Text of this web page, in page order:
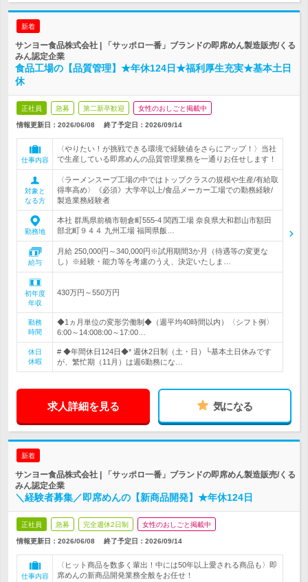
新着
サンヨー食品株式会社 | 「サッポロ一番」ブランドの即席めん製造販売/くる
みん認定企業
食品工場の【品質管理】★年休124日★福利厚生充実★基本土日
休
正社員 急募 第二新卒歓迎 女性のおしごと掲載中
情報更新日：2026/06/08 終了予定日： 2026/09/14
仕事内容
〈やりたい！が挑戦できる環境で経験値をさらにアップ！〉当社
で生産している即席めんの品質管理業務を一通りお任せします！
対象と
なる方
〈ラーメンスープ工場の中ではトップクラスの規模や生産/有給取
得率高め〉《必須》大学卒以上/食品メーカー工場での勤務経験/
製造業務経験者
勤務地
本社 群馬県前橋市朝倉町555-4 関西工場 奈良県大和郡山市額田
部北町９４４ 九州工場 福岡県飯…
給与
月給 250,000円～340,000円※試用期間3か月（待遇等の変更な
し）※経験・能力等を考慮のうえ、決定いたしま…
初年度
年収
430万円～550万円
勤務
時間
◆1ヵ月単位の変形労働制◆（週平均40時間以内）〈シフト例〉
6:00～14:008:00～17:00…
休日
休暇
# ◆年間休日124日◆* 週休2日制（土・日）└基本土日休みです
が、繁忙期（11月）は週6勤務にな…
求人詳細を見る 気になる
新着
サンヨー食品株式会社 | 「サッポロ一番」ブランドの即席めん製造販売/くる
みん認定企業
＼経験者募集／即席めんの【新商品開発】★年休124日
正社員 急募 完全週休2日制 女性のおしごと掲載中
情報更新日：2026/06/08 終了予定日： 2026/09/14
仕事内容
〈ヒット商品を数多く輩出！中には50年以上愛される商品も〉即
席めんの新商品開発業務全般をお任せ！